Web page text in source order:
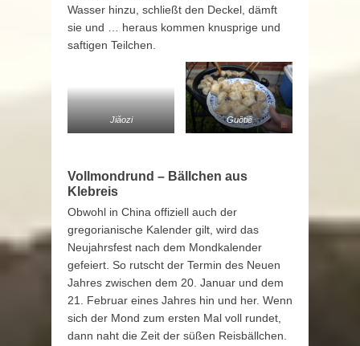
Wasser hinzu, schließt den Deckel, dämft
sie und … heraus kommen knusprige und
saftigen Teilchen.
Jiǎozi Guōtiē
Vollmondrund – Bällchen aus
Klebreis
Obwohl in China offiziell auch der
gregorianische Kalender gilt, wird das
Neujahrsfest nach dem Mondkalender
gefeiert. So rutscht der Termin des Neuen
Jahres zwischen dem 20. Januar und dem
21. Februar eines Jahres hin und her. Wenn
sich der Mond zum ersten Mal voll rundet,
dann naht die Zeit der süßen Reisbällchen.